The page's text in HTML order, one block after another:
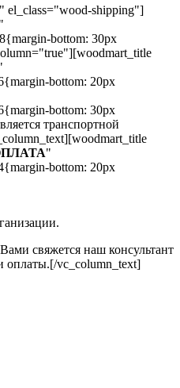
el_class="wood-shipping"]
bottom: 30px
bottom: 20px
bottom: 30px
транспортной
"
bottom: 20px
свяжется наш консультант
оплаты.[/vc_column_text]